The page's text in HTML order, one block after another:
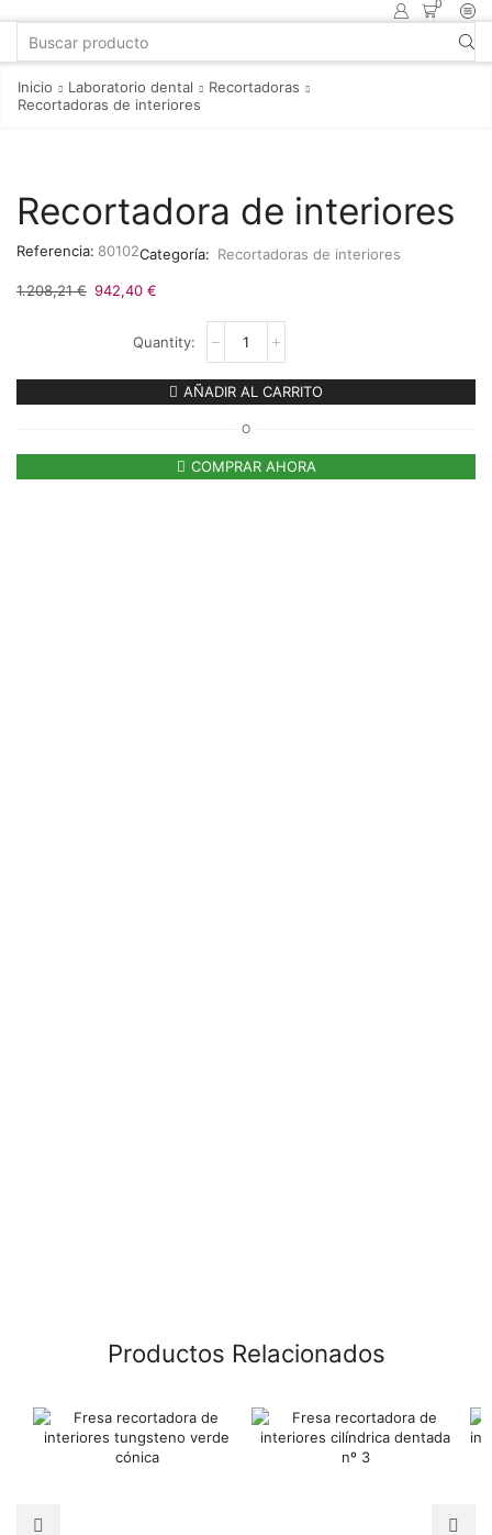
0
Inicio Laboratorio dental
Recortadoras
Recortadoras de interiores
Recortadora de interiores
Referencia: 80102Categoría: Recortadoras de interiores
1.208,21€ 942,40 €
AÑADIR AL CARRITO
O
COMPRAR AHORA
Productos Relacionados